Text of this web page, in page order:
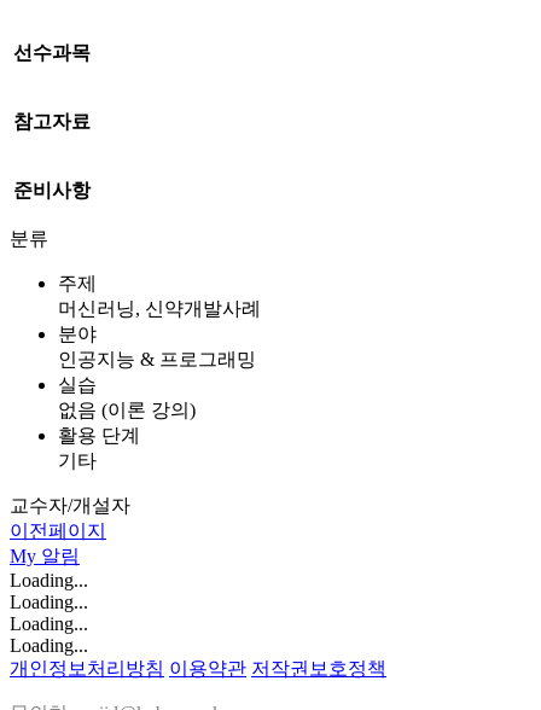
선수과목
참고자료
준비사항
분류
주제
머신러닝, 신약개발사례
분야
인공지능 & 프로그래밍
실습
없음 (이론 강의)
활용 단계
기타
교수자/개설자
이전페이지
My 알림
Loading...
Loading...
Loading...
Loading...
개인정보처리방침 이용약관 저작권보호정책